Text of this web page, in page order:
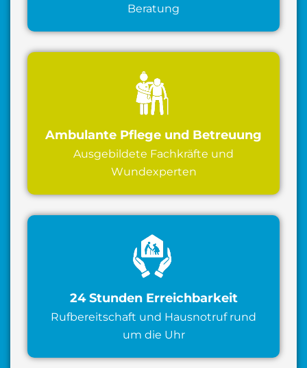
Beratung
Ambulante Pflege und Betreuung
Ausgebildete Fachkräfte und
Wundexperten
24 Stunden Erreichbarkeit
Rufbereitschaft und Hausnotruf rund
um die Uhr